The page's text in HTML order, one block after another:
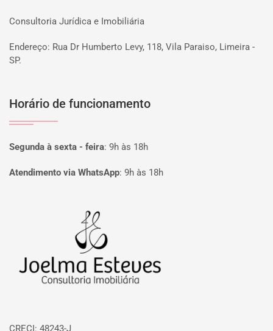
Consultoria Jurídica e Imobiliária
Endereço: Rua Dr Humberto Levy, 118, Vila Paraiso, Limeira -
SP.
Horário de funcionamento
Segunda à sexta - feira: 9h às 18h
Atendimento via WhatsApp: 9h às 18h
CRECI: 48243-J